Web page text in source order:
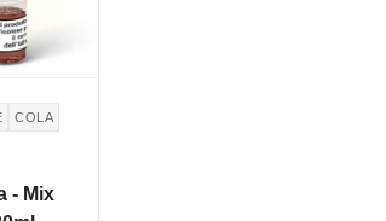
COLA
- Mix